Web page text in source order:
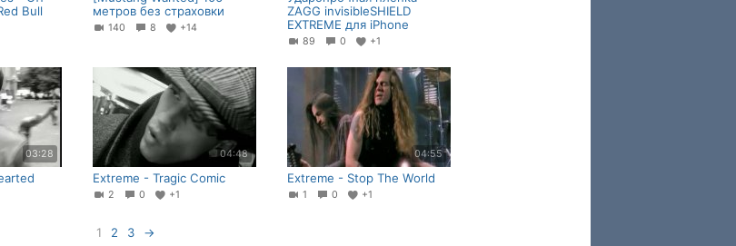
Bull
метров без страховки
140 8 +14
ZAGG invisibleSHIELD
EXTREME для iPhone
89 0 +1
03:28 04:48
Extreme - Tragic Comic
2 0 +1
04:55
Extreme - Stop The World
1 0 +1
1 2 3 →